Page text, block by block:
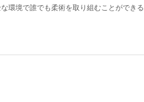
環境で誰でも柔術を取り組むことができる